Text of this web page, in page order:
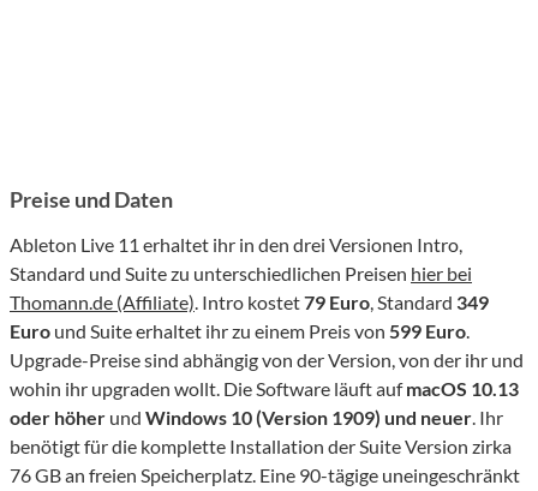
Preise und Daten
Ableton Live 11 erhaltet ihr in den drei Versionen Intro,
Standard und Suite zu unterschiedlichen Preisen hier bei
Thomann.de (Affiliate). Intro kostet79 Euro, Standard 349
Euro und Suite erhaltet ihr zu einem Preis von 599 Euro.
Upgrade-Preise sind abhängig von der Version, von der ihr und
wohin ihr upgraden wollt. Die Software läuft aufmacOS 10.13
oder höher und Windows 10 (Version 1909) und neuer. Ihr
benötigt für die komplette Installation der Suite Version zirka
76 GB an freien Speicherplatz. Eine 90-tägige uneingeschränkt